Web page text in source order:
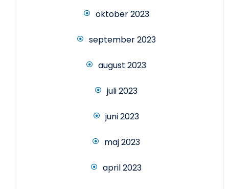
oktober 2023
september 2023
august 2023
juli 2023
juni 2023
maj 2023
april 2023